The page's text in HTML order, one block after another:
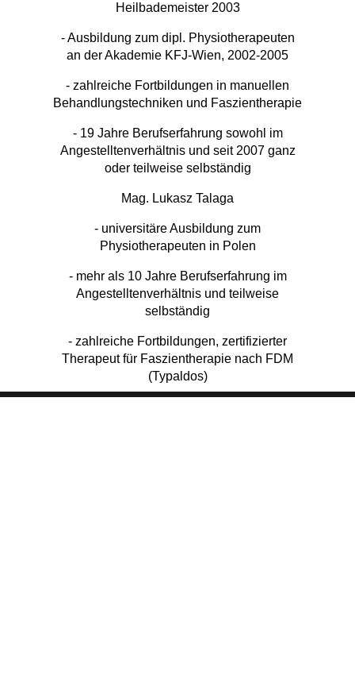
Heilbademeister 2003
- Ausbildung zum dipl. Physiotherapeuten
an der Akademie KFJ-Wien, 2002-2005
- zahlreiche Fortbildungen in manuellen
Behandlungstechniken und Faszientherapie
- 19 Jahre Berufserfahrung sowohl im
Angestelltenverhältnis und seit 2007 ganz
oder teilweise selbständig
Mag. Lukasz Talaga
- universitäre Ausbildung zum
Physiotherapeuten in Polen
- mehr als 10 Jahre Berufserfahrung im
Angestelltenverhältnis und teilweise
selbständig
- zahlreiche Fortbildungen, zertifizierter
Therapeut für Faszientherapie nach FDM
(Typaldos)